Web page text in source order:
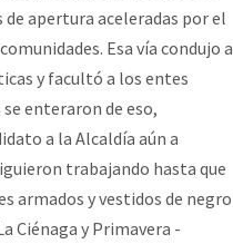
apertura aceleradas por el
Esa vía condujo a
y facultó a los entes
enteraron de eso,
a la Alcaldía aún a
trabajando hasta que
armados y vestidos de negro
Ciénaga y Primavera -